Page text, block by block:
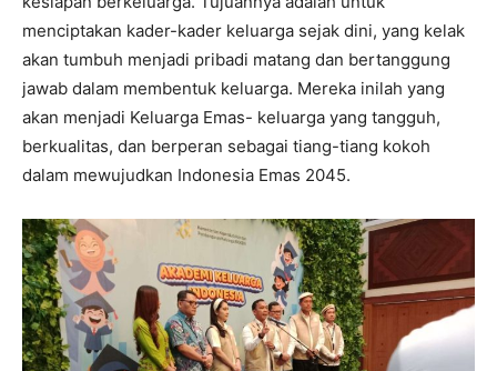
menciptakan kader-kader keluarga sejak dini, yang kelak
akan tumbuh menjadi pribadi matang dan bertanggung
jawab dalam membentuk keluarga. Mereka inilah yang
akan menjadi Keluarga Emas- keluarga yang tangguh,
berkualitas, dan berperan sebagai tiang-tiang kokoh
dalam mewujudkan Indonesia Emas 2045.